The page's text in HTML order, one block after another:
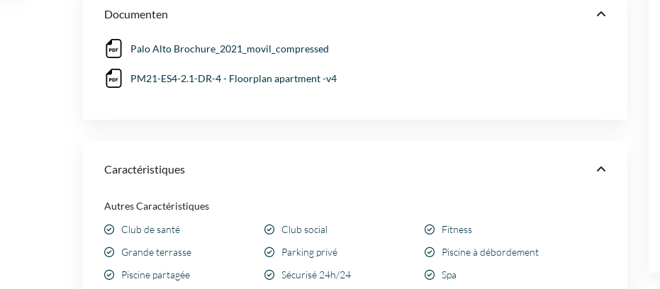
Documenten
Palo Alto Brochure_2021_movil_compressed
PM21-ES4-2.1-DR-4 - Floorplan apartment -v4
Caractéristiques
Autres Caractéristiques
Club de santé
Club social
Fitness
Grande terrasse
Parking privé
Piscine à débordement
Piscine partagée
Sécurisé 24h/24
Spa